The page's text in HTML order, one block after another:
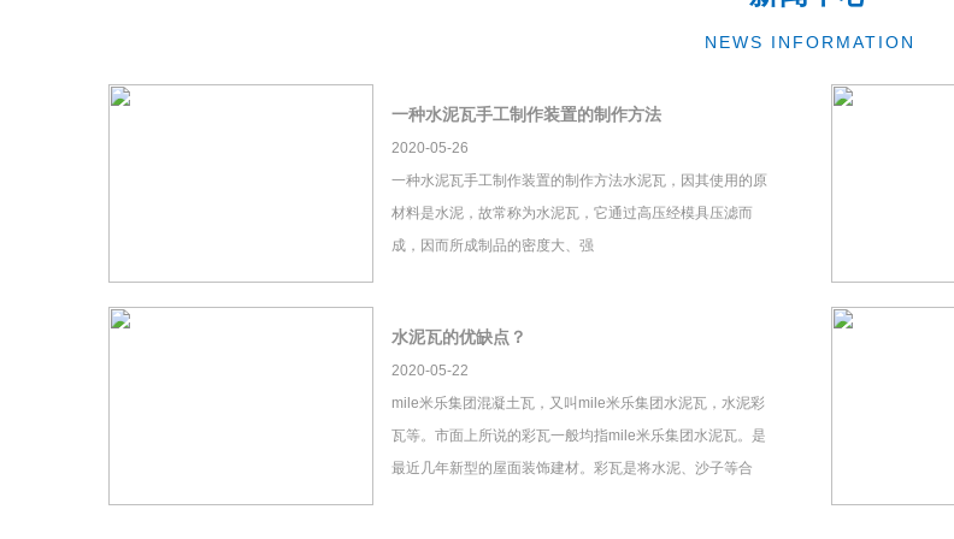
NEWS INFORMATION
一种水泥瓦手工制作装置的制作方法
2020-05-26
一种水泥瓦手工制作装置的制作方法水泥瓦，因其使用的原
材料是水泥，故常称为水泥瓦，它通过高压经模具压滤而
成，因而所成制品的密度大、强
水泥瓦的优缺点？
2020-05-22
mile米乐集团混凝土瓦，又叫mile米乐集团水泥瓦，水泥彩
瓦等。市面上所说的彩瓦一般均指mile米乐集团水泥瓦。是
最近几年新型的屋面装饰建材。彩瓦是将水泥、沙子等合